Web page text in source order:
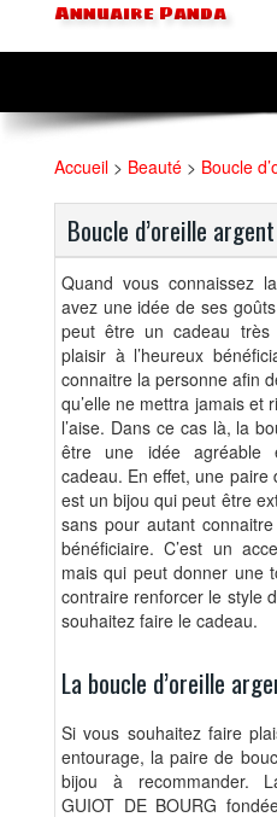
Annuaire Panda
Accueil > Beauté > Boucle
Boucle d’oreille argent
Quand vous connaissez
avez une idée de ses
peut être un cadeau
plaisir à l’heureux
connaitre la personne afin
qu’elle ne mettra jamais et
l’aise. Dans ce cas là, la
être une idée agréable
cadeau. En effet, une paire
est un bijou qui peut être
sans pour autant
bénéficiaire. C’est un
mais qui peut donner une
contraire renforcer le style
souhaitez faire le cadeau.
La boucle d’oreille
Si vous souhaitez faire
entourage, la paire de
bijou à recommander.
GUIOT DE BOURG